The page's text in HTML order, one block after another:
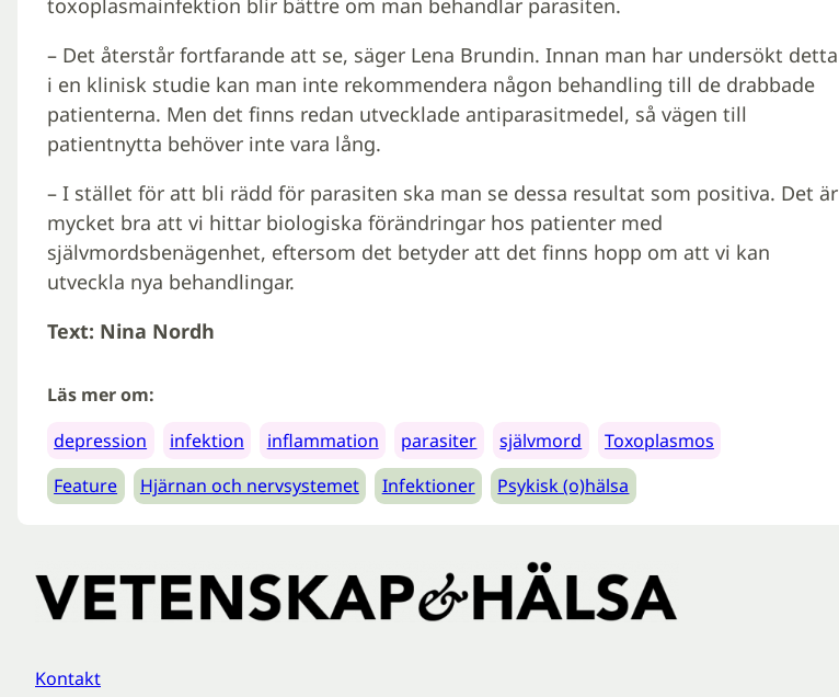
toxoplasmainfektion blir bättre om man behandlar parasiten.
– Det återstår fortfarande att se, säger Lena Brundin. Innan man har undersökt detta
i en klinisk studie kan man inte rekommendera någon behandling till de drabbade
patienterna. Men det finns redan utvecklade antiparasitmedel, så vägen till
patientnytta behöver inte vara lång.
– I stället för att bli rädd för parasiten ska man se dessa resultat som positiva. Det är
mycket bra att vi hittar biologiska förändringar hos patienter med
självmordsbenägenhet, eftersom det betyder att det finns hopp om att vi kan
utveckla nya behandlingar.
Text: Nina Nordh
Läs mer om:
depression
infektion inflammation parasiter självmord
Toxoplasmos
Feature
Hjärnan och nervsystemet Infektioner Psykisk (o)hälsa
Kontakt